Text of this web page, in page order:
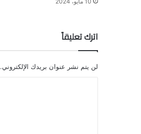
اترك تعليقاً
لن يتم نشر عنوان بريدك الإلكتروني.